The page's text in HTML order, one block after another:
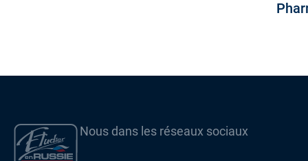
Nous dans les réseaux sociaux